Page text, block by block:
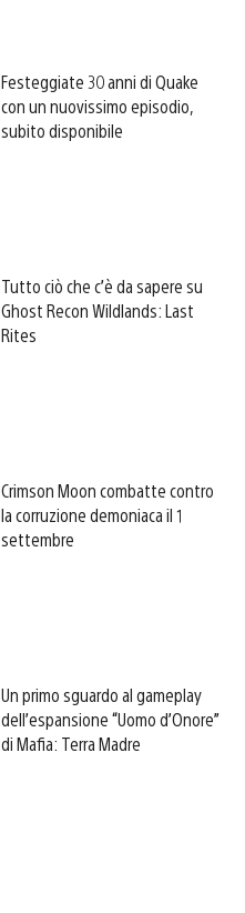
Festeggiate 30 anni di Quake
con un nuovissimo episodio,
subito disponibile
Tutto ciò che c’è da sapere su
Ghost Recon Wildlands: Last
Rites
Crimson Moon combatte contro
la corruzione demoniaca il 1
settembre
Un primo sguardo al gameplay
dell’espansione “Uomo d’Onore”
di Mafia: Terra Madre